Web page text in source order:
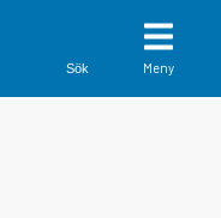
Sök Meny